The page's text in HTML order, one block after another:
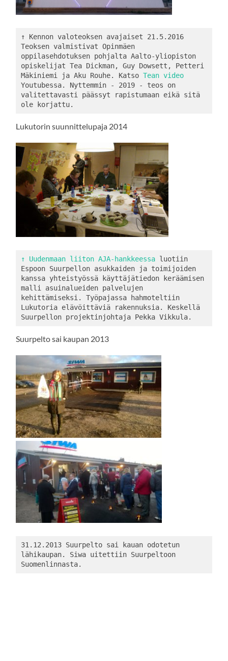
↑ Kennon valoteoksen avajaiset 21.5.2016
Teoksen valmistivat Opinmäen
oppilasehdotuksen pohjalta Aalto-yliopiston
opiskelijat Tea Dickman, Guy Dowsett, Petteri
Mäkiniemi ja Aku Rouhe. Katso
Tean video
Youtubessa. Nyttemmin - 2019 - teos on
valitettavasti päässyt rapistumaan eikä sitä
ole korjattu.
Lukutorin suunnittelupaja 2014
↑ Uudenmaan liiton AJA-hankkeessa luotiin
Espoon Suurpellon asukkaiden ja toimijoiden
kanssa yhteistyössä käyttäjätiedon keräämisen
malli asuinalueiden palvelujen
kehittämiseksi. Työpajassa hahmoteltiin
Lukutoria elävöittäviä rakennuksia. Keskellä
Suurpellon projektinjohtaja Pekka Vikkula.
Suurpelto sai kaupan 2013
31.12.2013 Suurpelto sai kauan odotetun
lähikaupan. Siwa uitettiin Suurpeltoon
Suomenlinnasta.